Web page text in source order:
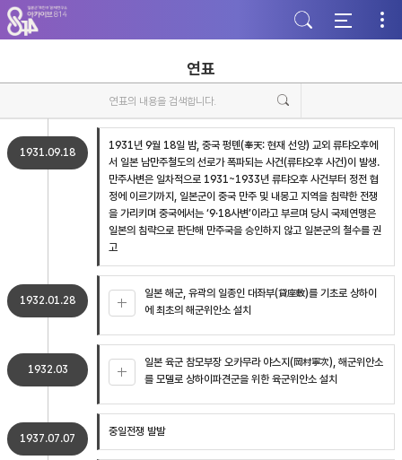
주
메
뉴
가
본
문
바
기
하
단
바
기
연표
1931.09.18
1931년 9월 18일 밤, 중국 펑톈(奉天: 현재 선양) 교외 류탸오후에
서 일본 남만주철도의 선로가 폭파되는 사건(류탸오후 사건)이 발생.
만주사변은 일차적으로 1931~1933년 류탸오후 사건부터 정전 협
정에 이르기까지, 일본군이 중국 만주 및 내몽고 지역을 침략한 전쟁
을 가리키며 중국에서는 ‘9·18사변’이라고 부르며 당시 국제연맹은
일본의 침략으로 판단해 만주국을 승인하지 않고 일본군의 철수를 권
고
1932.01.28
일본 해군, 유곽의 일종인 대좌부(貸座敷)를 기초로 상하이
에 최초의 해군위안소 설치
1932.03
일본 육군 참모부장 오카무라 야스지(岡村寧次), 해군위안소
를 모델로 상하이파견군을 위한 육군위안소 설치
1937.07.07
중일전쟁 발발